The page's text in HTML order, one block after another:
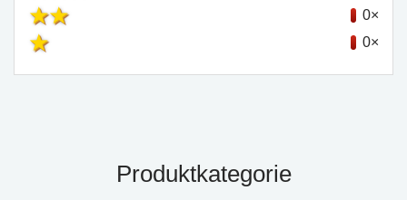
0×
0×
Produktkategorie